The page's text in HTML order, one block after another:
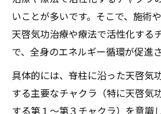
いことが多いです。そこで、施術
天啓気功治療や療法で活性化する
で、全身のエネルギー循環が促進さ
具体的には、脊柱に沿った天啓気
する主要なチャクラ（特に天啓気
する第１～第３チャクラ）を意識